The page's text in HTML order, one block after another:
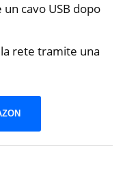
cavo USB dopo
rete tramite una